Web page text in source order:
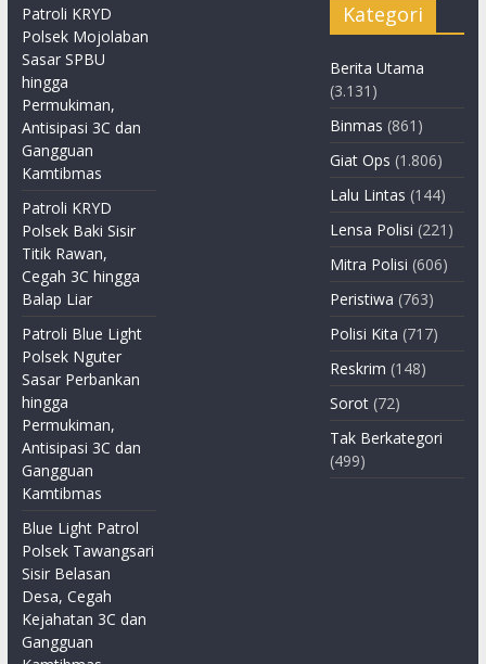
Patroli KRYD
Polsek Mojolaban
Sasar SPBU
hingga
Permukiman,
Antisipasi 3C dan
Gangguan
Kamtibmas
Patroli KRYD
Polsek Baki Sisir
Titik Rawan,
Cegah 3C hingga
Balap Liar
Patroli Blue Light
Polsek Nguter
Sasar Perbankan
hingga
Permukiman,
Antisipasi 3C dan
Gangguan
Kamtibmas
Blue Light Patrol
Polsek Tawangsari
Sisir Belasan
Desa, Cegah
Kejahatan 3C dan
Gangguan
Kategori
Berita Utama
(3.131)
Binmas (861)
Giat Ops (1.806)
Lalu Lintas (144)
Lensa Polisi (221)
Mitra Polisi (606)
Peristiwa (763)
Polisi Kita (717)
Reskrim (148)
Sorot (72)
Tak Berkategori
(499)